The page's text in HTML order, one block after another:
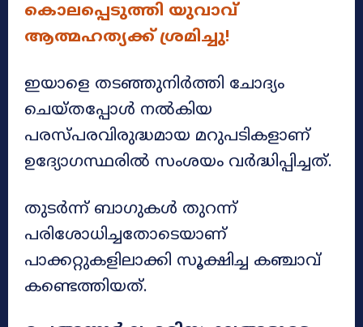
കൊലപ്പെടുത്തി യുവാവ്
ആത്മഹത്യക്ക് ശ്രമിച്ചു!
ഇയാളെ തടഞ്ഞുനിർത്തി ചോദ്യം
ചെയ്തപ്പോൾ നൽകിയ
പരസ്പരവിരുദ്ധമായ മറുപടികളാണ്
ഉദ്യോഗസ്ഥരിൽ സംശയം വർദ്ധിപ്പിച്ചത്.
തുടർന്ന് ബാഗുകൾ തുറന്ന്
പരിശോധിച്ചതോടെയാണ്
പാക്കറ്റുകളിലാക്കി സൂക്ഷിച്ച കഞ്ചാവ്
കണ്ടെത്തിയത്.